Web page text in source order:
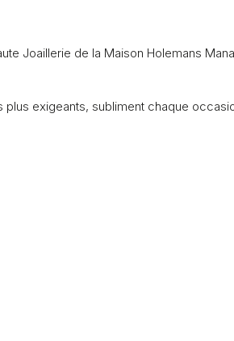
Joaillerie de la Maison Holemans
exigeants, subliment chaque